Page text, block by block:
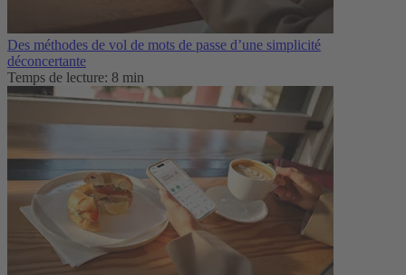
Des méthodes de vol de mots de passe d’une simplicité
déconcertante
Temps de lecture: 8 min